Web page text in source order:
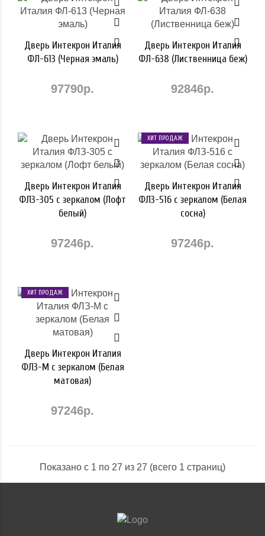
Дверь Интекрон Италия
ФЛ-613 (Черная эмаль)
97790р.
Дверь Интекрон Италия
ФЛ-638 (Лиственница беж)
92846р.
Дверь Интекрон Италия
ФЛЗ-305 с зеркалом (Лофт
белый)
97246р.
ХИТ ПРОДАЖ
Дверь Интекрон Италия
ФЛЗ-516 с зеркалом (Белая
сосна)
97246р.
ХИТ ПРОДАЖ
Дверь Интекрон Италия
ФЛЗ-М с зеркалом (Белая
матовая)
97246р.
Показано с 1 по 27 из 27 (всего 1 страниц)